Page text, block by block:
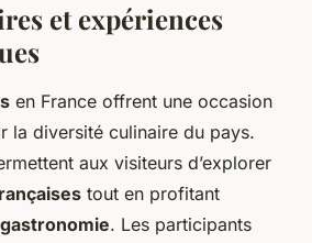
et expériences
en France offrent une occasion
la diversité culinaire du pays.
aux visiteurs d’explorer
tout en profitant
gastronomie. Les participants